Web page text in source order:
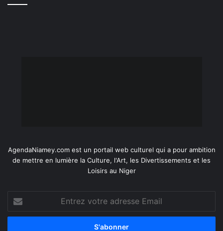
AgendaNiamey.com est un portail web culturel qui a pour ambition
de mettre en lumière la Culture, l'Art, les Divertissements et les
Loisirs au Niger
votre
adresse